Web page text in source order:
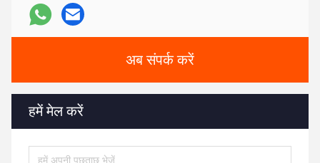
अब संपर्क करें
हमें मेल करें